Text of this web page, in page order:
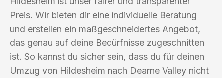
Preis. Wir bieten dir eine individuelle Beratung
und erstellen ein maßgeschneidertes Angebot,
das genau auf deine Bedürfnisse zugeschnitten
ist. So kannst du sicher sein, dass du für deinen
Umzug von Hildesheim nach Dearne Valley nicht